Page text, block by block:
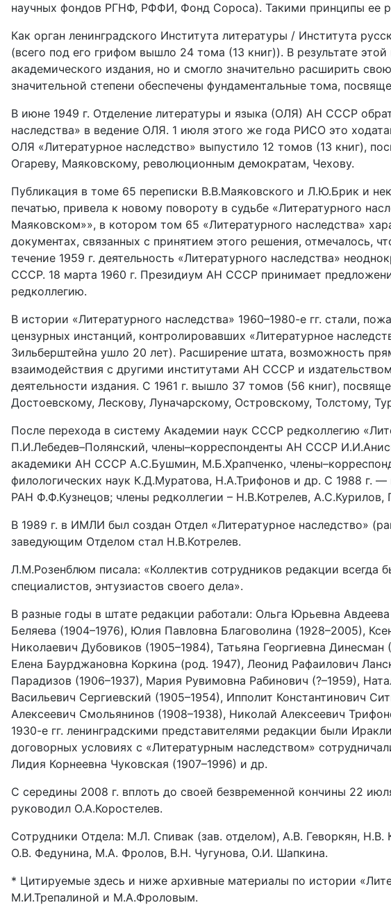
научных фондов РГНФ, РФФИ, Фонд Сороса). Такими принципы ее
Как орган ленинградского Института литературы / Института
(всего под его грифом вышло 24 тома (13 книг)). В результате
академического издания, но и смогло значительно расширить
значительной степени обеспечены фундаментальные тома,
В июне 1949 г. Отделение литературы и языка (ОЛЯ) АН СССР
наследства» в ведение ОЛЯ. 1 июля этого же года РИСО это
ОЛЯ «Литературное наследство» выпустило 12 томов (13 книг),
Огареву, Маяковскому, революционным демократам, Чехову.
Публикация в томе 65 переписки В.В.Маяковского и Л.Ю.Брик и
печатью, привела к новому повороту в судьбе «Литературного
Маяковском»», в котором том 65 «Литературного наследства»
документах, связанных с принятием этого решения, отмечалось,
течение 1959 г. деятельность «Литературного наследства»
СССР. 18 марта 1960 г. Президиум АН СССР принимает
редколлегию.
В истории «Литературного наследства» 1960–1980-е гг. стали,
цензурных инстанций, контролировавших «Литературное
Зильберштейна ушло 20 лет). Расширение штата, возможность
взаимодействия с другими институтами АН СССР и
деятельности издания. С 1961 г. вышло 37 томов (56 книг),
Достоевскому, Лескову, Луначарскому, Островскому, Толстому,
После перехода в систему Академии наук СССР редколлегию
П.И.Лебедев–Полянский, члены–корреспонденты АН СССР
академики АН СССР А.С.Бушмин, М.Б.Храпченко,
филологических наук К.Д.Муратова, Н.А.Трифонов и др. С 1988 г. —
РАН Ф.Ф.Кузнецов; члены редколлегии – Н.В.Котрелев,
В 1989 г. в ИМЛИ был создан Отдел «Литературное наследство»
заведующим Отделом стал Н.В.Котрелев.
Л.М.Розенблюм писала: «Коллектив сотрудников редакции всегда
специалистов, энтузиастов своего дела».
В разные годы в штате редакции работали: Ольга Юрьевна
Беляева (1904–1976), Юлия Павловна Благоволина (1928–2005),
Николаевич Дубовиков (1905–1984), Татьяна Георгиевна
Елена Баурджановна Коркина (род. 1947), Леонид Рафаилович
Парадизов (1906–1937), Мария Рувимовна Рабинович (?–1959),
Васильевич Сергиевский (1905–1954), Ипполит Константинович
Алексеевич Смольянинов (1908–1938), Николай Алексеевич
1930-е гг. ленинградскими представителями редакции были
договорных условиях с «Литературным наследством»
Лидия Корнеевна Чуковская (1907–1996) и др.
С середины 2008 г. вплоть до своей безвременной кончины 22
руководил О.А.Коростелев.
Сотрудники Отдела: М.Л. Спивак (зав. отделом), А.В. Геворкян,
О.В. Федунина, М.А. Фролов, В.Н. Чугунова, О.И. Шапкина.
* Цитируемые здесь и ниже архивные материалы по истории
М.И.Трепалиной и М.А.Фроловым.